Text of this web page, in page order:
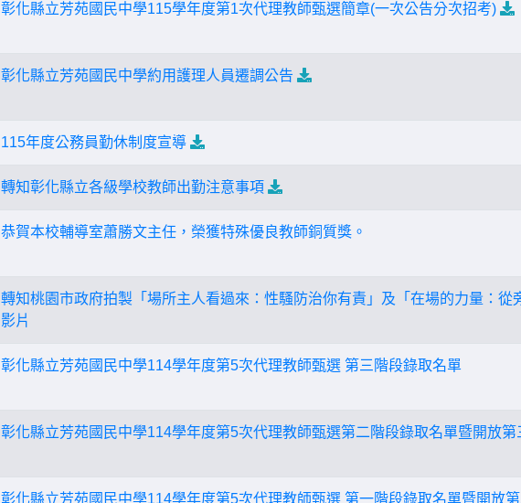
彰化縣立芳苑國民中學115學年度第1次代理教師甄選簡章(一次公告分次招考)
彰化縣立芳苑國民中學約用護理人員遷調公告
115年度公務員勤休制度宣導
轉知彰化縣立各級學校教師出勤注意事項
恭賀本校輔導室蕭勝文主任，榮獲特殊優良教師銅質獎。
轉知桃園市政府拍製「場所主人看過來：性騷防治你有責」及「在場的力量：從
影片
彰化縣立芳苑國民中學114學年度第5次代理教師甄選 第三階段錄取名單
彰化縣立芳苑國民中學114學年度第5次代理教師甄選第二階段錄取名單暨開放第
彰化縣立芳苑國民中學114學年度第5次代理教師甄選 第一階段錄取名單暨開放